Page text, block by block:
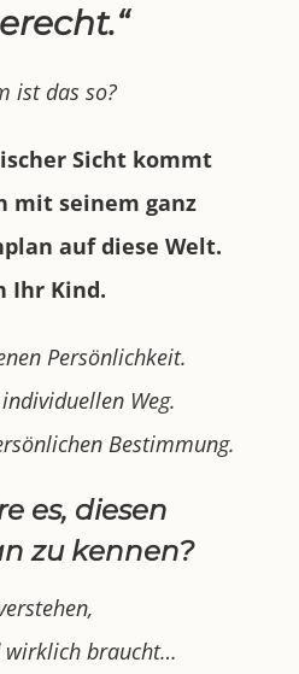
ist das so?
Sicht kommt
mit seinem ganz
auf diese Welt.
Ihr Kind.
Persönlichkeit.
Weg.
Bestimmung.
es, diesen
zu kennen?
wirklich braucht…